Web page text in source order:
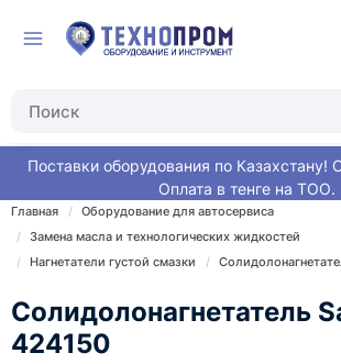
Поставки оборудования по Казахстану!
Оплата в тенге на ТОО.
Главная
Оборудование для автосервиса
Замена масла и технологических жидкостей
Нагнетатели густой смазки
Солидолонагнетатель
424150